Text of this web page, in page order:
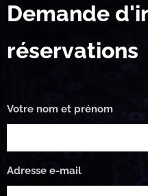
Demande
réservations
Votre nom et prénom
Adresse e-mail